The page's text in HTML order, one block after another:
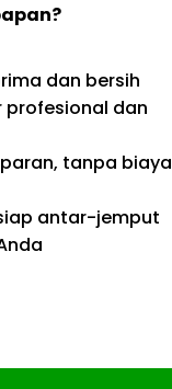
dan bersih
profesional dan
tanpa biaya
antar-jemput